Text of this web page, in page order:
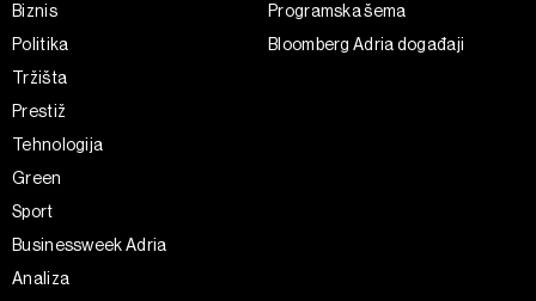
Biznis
Politika
Tržišta
Prestiž
Tehnologija
Green
Sport
Businessweek Adria
Analiza
Programska šema
Bloomberg Adria događaji